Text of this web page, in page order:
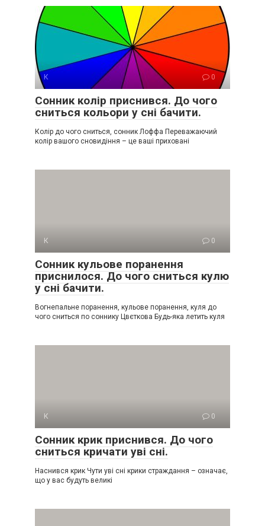
К 0
Сонник колір приснився. До чого
сниться кольори у сні бачити.
Колір до чого сниться, сонник Лоффа Переважаючий
колір вашого сновидіння – це ваші приховані
К 0
Сонник кульове поранення
приснилося. До чого сниться кулю
у сні бачити.
Вогнепальне поранення, кульове поранення, куля до
чого сниться по соннику Цвєткова Будь-яка летить куля
К 0
Сонник крик приснився. До чого
сниться кричати уві сні.
Наснився крик Чути уві сні крики страждання – означає,
що у вас будуть великі